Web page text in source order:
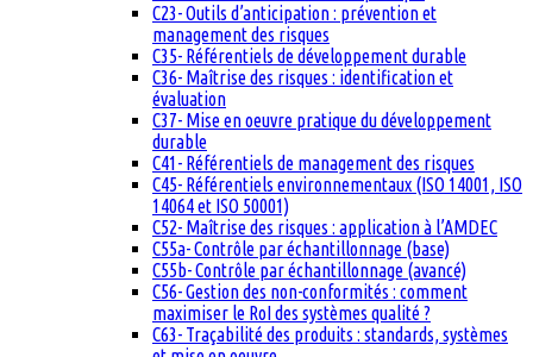
C23- Outils d’anticipation : prévention et
management des risques
C35- Référentiels de développement durable
C36- Maîtrise des risques : identification et
évaluation
C37- Mise en oeuvre pratique du développement
durable
C41- Référentiels de management des risques
C45- Référentiels environnementaux (ISO 14001, ISO
14064 et ISO 50001)
C52- Maîtrise des risques : application à l’AMDEC
C55a- Contrôle par échantillonnage (base)
C55b- Contrôle par échantillonnage (avancé)
C56- Gestion des non-conformités : comment
maximiser le RoI des systèmes qualité ?
C63- Traçabilité des produits : standards, systèmes